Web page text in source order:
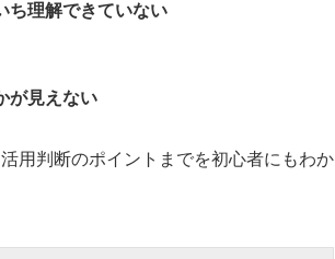
ち理解できていない
が見えない
用判断のポイントまでを初心者にもわか